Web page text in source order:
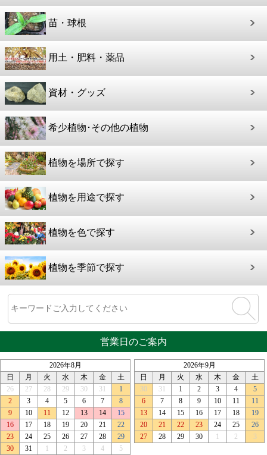
苗・球根
用土・肥料・薬品
資材・グッズ
希少植物･その他の植物
植物を場所で探す
植物を用途で探す
植物を色で探す
植物を季節で探す
営業日のご案内